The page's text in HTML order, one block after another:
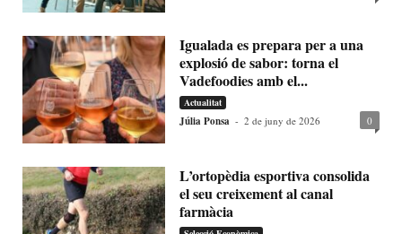
Igualada es prepara per a una
explosió de sabor: torna el
Vadefoodies amb el...
Actualitat
Júlia Ponsa - 2 de juny de 2026 0
L’ortopèdia esportiva consolida
el seu creixement al canal
farmàcia